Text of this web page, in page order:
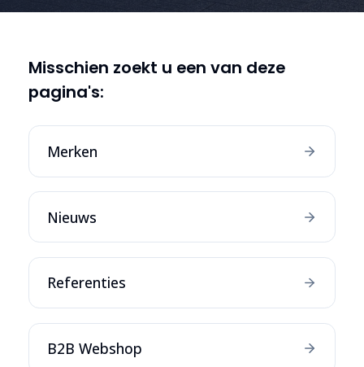
Misschien zoekt u een van deze
pagina's:
Merken
Nieuws
Referenties
B2B Webshop